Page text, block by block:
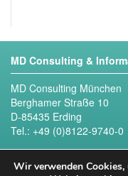
MD Consulting &
MD Consulting München
Berghamer Straße 10
D-85435 Erding
Tel.: +49 (0)8122-9740-0
Folgen Sie uns
Wir verwenden